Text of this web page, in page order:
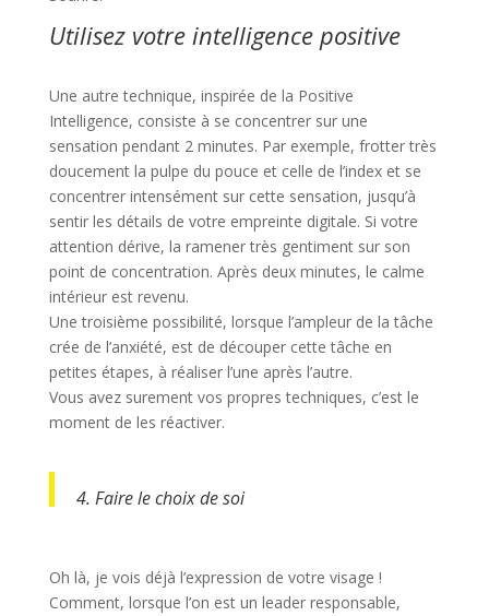
Utilisez votre intelligence positive
Une autre technique, inspirée de la Positive
Intelligence, consiste à se concentrer sur une
sensation pendant 2 minutes. Par exemple, frotter très
doucement la pulpe du pouce et celle de l’index et se
concentrer intensément sur cette sensation, jusqu’à
sentir les détails de votre empreinte digitale. Si votre
attention dérive, la ramener très gentiment sur son
point de concentration. Après deux minutes, le calme
intérieur est revenu.
Une troisième possibilité, lorsque l’ampleur de la tâche
crée de l’anxiété, est de découper cette tâche en
petites étapes, à réaliser l’une après l’autre.
Vous avez surement vos propres techniques, c’est le
moment de les réactiver.
4. Faire le choix de soi
Oh là, je vois déjà l’expression de votre visage !
Comment, lorsque l’on est un leader responsable,